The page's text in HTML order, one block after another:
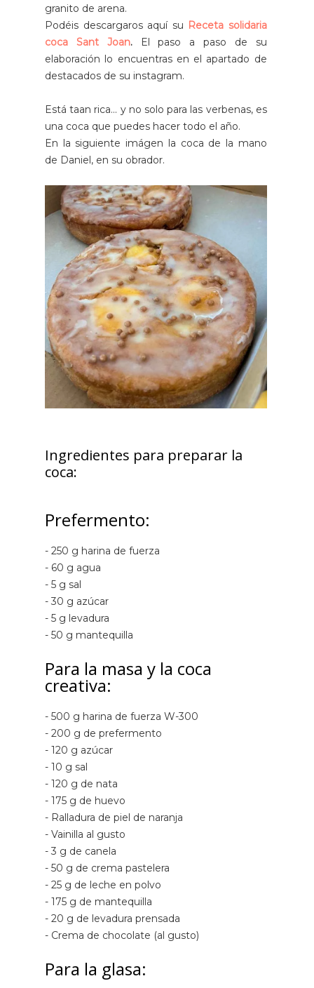
granito de arena.
Podéis descargaros aquí su Receta solidaria
coca Sant Joan.El paso a paso de su
elaboración lo encuentras en el apartado de
destacados de su instagram.
Está taan rica... y no solo para las verbenas, es
una coca que puedes hacer todo el año.
En la siguiente imágen la coca de la mano
de Daniel, en su obrador.
Ingredientes para preparar la
coca:
Prefermento:
- 250 g harina de fuerza
- 60 g agua
- 5 g sal
- 30 g azúcar
- 5 g levadura
- 50 g mantequilla
Para la masa y la coca
creativa:
- 500 g harina de fuerza W-300
- 200 g de prefermento
- 120 g azúcar
- 10 g sal
- 120 g de nata
- 175 g de huevo
- Ralladura de piel de naranja
- Vainilla al gusto
- 3 g de canela
- 50 g de crema pastelera
- 25 g de leche en polvo
- 175 g de mantequilla
- 20 g de levadura prensada
- Crema de chocolate (al gusto)
Para la glasa: